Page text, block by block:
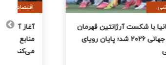
ورزشی
اسپانیا با شکست آرژانتین قهرمان
جام جهانی ۲۰۲۶ شد؛ پایان رویای
مسی
اقتصادی
آغاز
منابع
می‌کند؟